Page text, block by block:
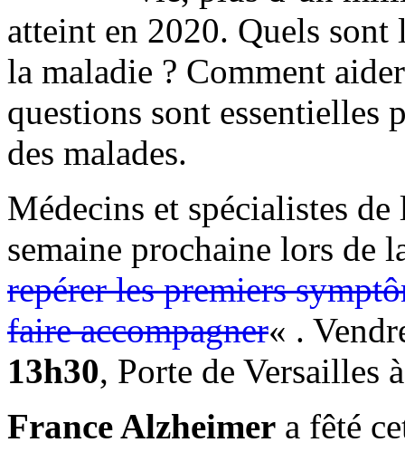
atteint en 2020. Quels sont
la maladie ? Comment
questions sont essentielles
des malades.
Médecins et spécialistes
semaine prochaine lors de
repérer les premiers
faire accompagner« .
13h30, Porte de Versailles
France Alzheimer a fêté